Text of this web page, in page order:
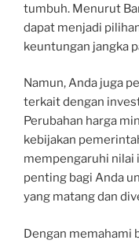
tumbuh. Menurut
dapat menjadi
keuntungan jangka
Namun, Anda juga
terkait dengan
Perubahan harga
kebijakan
mempengaruhi nilai
penting bagi Anda
yang matang dan
Dengan memahami